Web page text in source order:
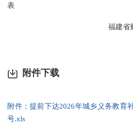
表
福建省
附件下载
附件：提前下达2026年城乡义务教育
号.xls